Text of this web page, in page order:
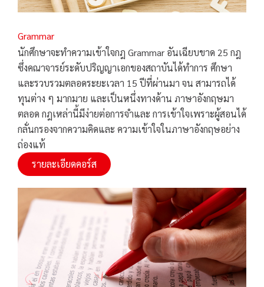
Grammar
นักศึกษาจะทำความเข้าใจกฎ Grammar อันเฉียบขาด 25 กฎ
ซึ่งคณาจารย์ระดับปริญญาเอกของสถาบันได้ทำการ ศึกษา
และรวบรวมตลอดระยะเวลา 15 ปีที่ผ่านมา จน สามารถได้
ทุนต่าง ๆ มากมาย และเป็นหนึ่งทางด้าน ภาษาอังกฤษมา
ตลอด กฎเหล่านี้มีง่ายต่อการจำและ การเข้าใจเพราะผู้สอนได้
กลั่นกรองจากความคิดและ ความเข้าใจในภาษาอังกฤษอย่าง
ถ่องแท้
รายละเอียดคอร์ส